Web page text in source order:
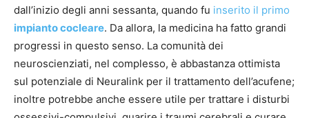
dall’inizio degli anni sessanta, quando fu inserito il primo
impianto cocleare. Da allora, la medicina ha fatto grandi
progressi in questo senso. La comunità dei
neuroscienziati, nel complesso, è abbastanza ottimista
sul potenziale di Neuralink per il trattamento dell’acufene;
inoltre potrebbe anche essere utile per trattare i disturbi